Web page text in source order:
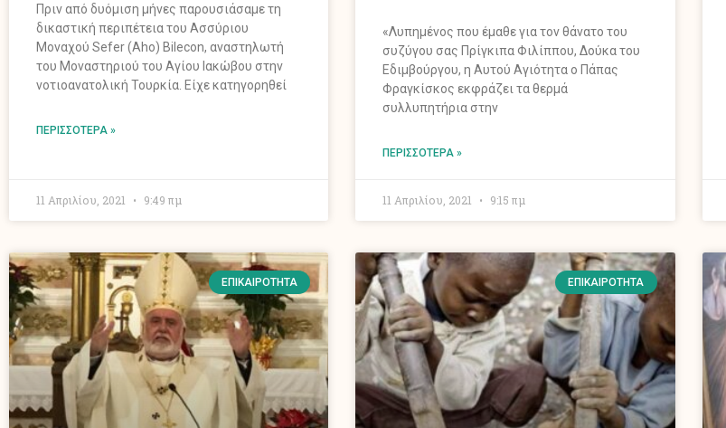
Πριν από δυόμιση μήνες παρουσιάσαμε τη
δικαστική περιπέτεια του Ασσύριου
Μοναχού Sefer (Aho) Bilecon, αναστηλωτή
του Μοναστηριού του Αγίου Ιακώβου στην
νοτιοανατολική Τουρκία. Είχε κατηγορηθεί
ΠΕΡΙΣΣΌΤΕΡΑ »
11 Απριλίου, 2021 9:49 πμ
«Λυπημένος που έμαθε για τον θάνατο του
συζύγου σας Πρίγκιπα Φιλίππου, Δούκα του
Εδιμβούργου, η Αυτού Αγιότητα ο Πάπας
Φραγκίσκος εκφράζει τα θερμά
συλλυπητήρια στην
ΠΕΡΙΣΣΌΤΕΡΑ »
11 Απριλίου, 2021 9:15 πμ
ΕΠΙΚΑΙΡΌΤΗΤΑ ΕΠΙΚΑΙΡΌΤΗΤΑ